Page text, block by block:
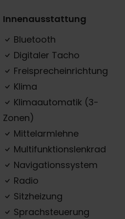
Innenausstattung
Bluetooth
Digitaler Tacho
Freisprecheinrichtung
Klima
Klimaautomatik (3-
Zonen)
Mittelarmlehne
Multifunktionslenkrad
Navigationssystem
Radio
Sitzheizung
Sprachsteuerung